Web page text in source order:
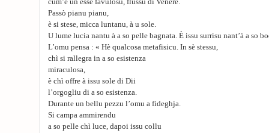
cum’è un esse favulosu, flussu di Venere.
Passò pianu pianu,
è si stese, micca luntanu, à u sole.
U lume lucia nantu à a so pelle bagnata. È issu surrisu nant’à a so
L’omu pensa : « Hè qualcosa metafisicu. In sè stessu,
chì si rallegra in a so esistenza
miraculosa,
è chì offre à issu sole di Dii
l’orgogliu di a so esistenza.
Durante un bellu pezzu l’omu a fideghja.
Si campa ammirendu
a so pelle chì luce, dapoi issu collu